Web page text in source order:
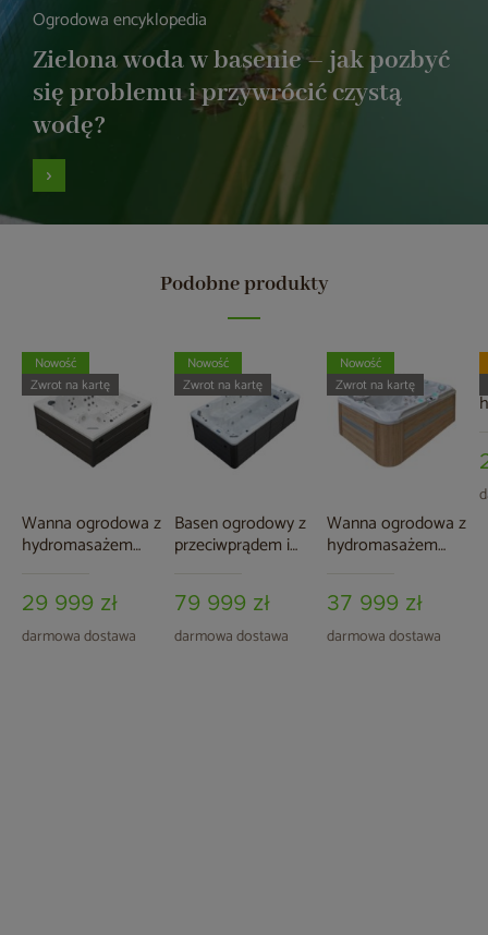
Ogrodowa encyklopedia
Zielona woda w basenie – jak pozbyć
się problemu i przywrócić czystą
wodę?
Podobne produkty
Wanna ogrodowa z
hydromasażem
5-osobowa
29 999 zł
darmowa dostawa
Nowość
Zwrot na kartę
Basen ogrodowy z
przeciwprądem i
Aquess Flow 390 x
235 cm
79 999 zł
darmowa dostawa
Nowość
Zwrot na kartę
Wanna ogrodowa z
hydromasażem
6102 3-osobowa
Sterling White /
OAK
37 999 zł
darmowa dostawa
Nowość
Zwrot na kartę